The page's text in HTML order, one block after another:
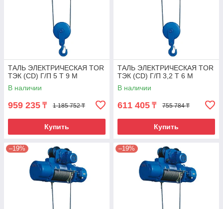
ТАЛЬ ЭЛЕКТРИЧЕСКАЯ TOR
ТЭК (CD) Г/П 5 Т 9 М
В наличии
959 235 ₸ 1 185 752 ₸
Купить
ТАЛЬ ЭЛЕКТРИЧЕСКАЯ TOR
ТЭК (CD) Г/П 3,2 Т 6 М
В наличии
611 405 ₸ 755 784 ₸
Купить
–19% –19%